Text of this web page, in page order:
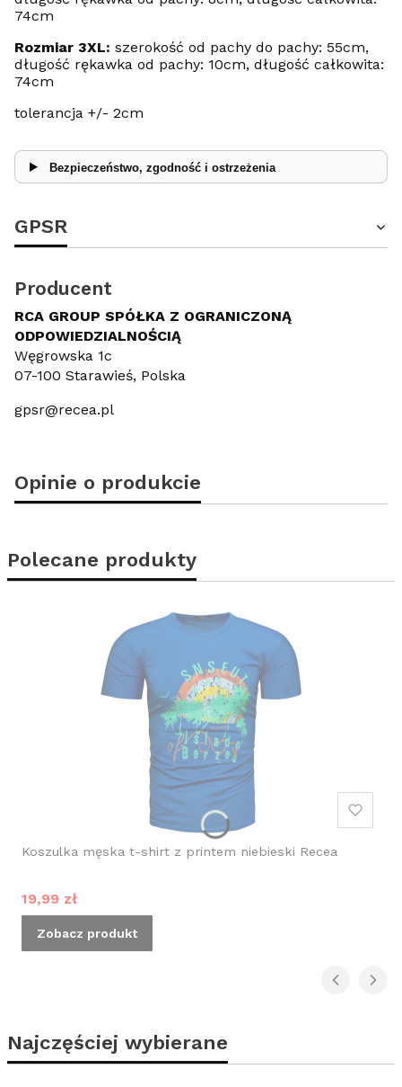
74cm
Rozmiar 3XL: szerokość od pachy do pachy: 55cm,
długość rękawka od pachy: 10cm, długość całkowita:
74cm
tolerancja +/- 2cm
Bezpieczeństwo, zgodność i ostrzeżenia
GPSR
Producent
RCA GROUP SPÓŁKA Z OGRANICZONĄ
ODPOWIEDZIALNOŚCIĄ
Węgrowska 1c
07-100 Starawieś, Polska
gpsr@recea.pl
Opinie o produkcie
Polecane produkty
Koszulka męska t-shirt z printem niebieski Recea
Cena promocyjna
19,99 zł
Zobacz produkt
Najczęściej wybierane